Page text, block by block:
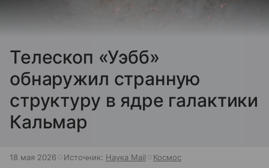
Телескоп «Уэбб»
обнаружил странную
структуру в ядре галактики
Кальмар
18 мая 2026 Источник: Наука Mail Космос